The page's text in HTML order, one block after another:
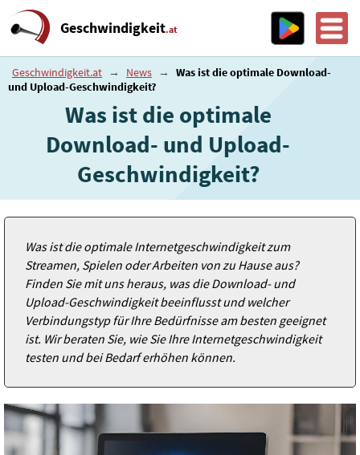
Geschwindigkeit.at
Geschwindigkeit.at → News →
Was ist die optimale Download-
und Upload-Geschwindigkeit?
Was ist die optimale
Download- und Upload-
Geschwindigkeit?
Was ist die optimale Internetgeschwindigkeit zum
Streamen, Spielen oder Arbeiten von zu Hause aus?
Finden Sie mit uns heraus, was die Download- und
Upload-Geschwindigkeit beeinflusst und welcher
Verbindungstyp für Ihre Bedürfnisse am besten geeignet
ist. Wir beraten Sie, wie Sie Ihre Internetgeschwindigkeit
testen und bei Bedarf erhöhen können.